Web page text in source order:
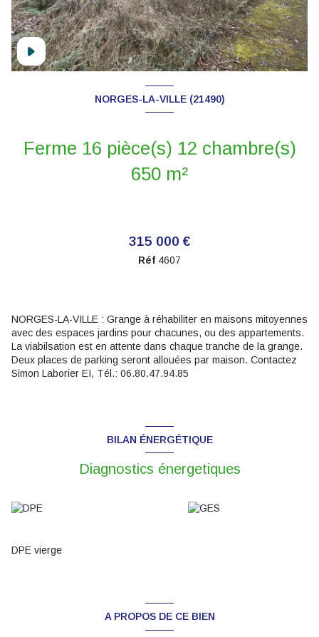
NORGES-LA-VILLE (21490)
Ferme 16 pièce(s) 12 chambre(s)
650 m²
315 000 €
Réf 4607
NORGES-LA-VILLE : Grange à réhabiliter en maisons mitoyennes
avec des espaces jardins pour chacunes, ou des appartements.
La viabilsation est en attente dans chaque tranche de la grange.
Deux places de parking seront allouées par maison. Contactez
Simon Laborier EI, Tél.: 06.80.47.94.85
BILAN ÉNERGÉTIQUE
Diagnostics énergetiques
DPE vierge
A PROPOS DE CE BIEN